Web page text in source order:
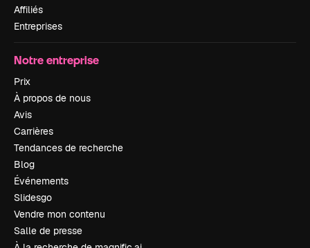
Affiliés
Entreprises
Notre entreprise
Prix
À propos de nous
Avis
Carrières
Tendances de recherche
Blog
Événements
Slidesgo
Vendre mon contenu
Salle de presse